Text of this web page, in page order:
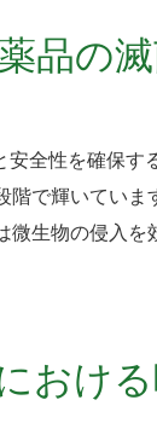
品の
全性を確保
で輝いてい
生物の侵入
おけ